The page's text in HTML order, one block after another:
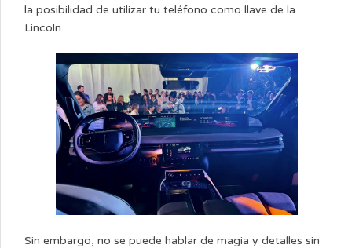
la posibilidad de utilizar tu teléfono como llave de la
Lincoln.
Sin embargo, no se puede hablar de magia y detalles sin